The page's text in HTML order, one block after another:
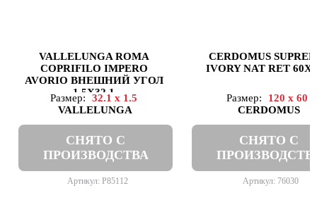
VALLELUNGA ROMA
COPRIFILO IMPERO
AVORIO ВНЕШНИЙ УГОЛ
1,5X32,1
Размер:
32.1 x 1.5
VALLELUNGA
СНЯТО С
ПРОИЗВОДСТВА
Артикул: P85112
CERDOMUS
IVORY NAT RET
Размер:
120 x 60
CERDOMUS
СНЯТО С
Артикул: 76030